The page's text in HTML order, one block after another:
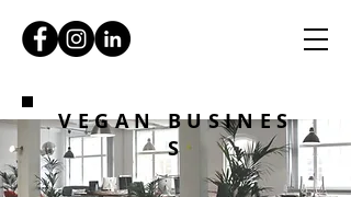
VEGAN BUSINES
S